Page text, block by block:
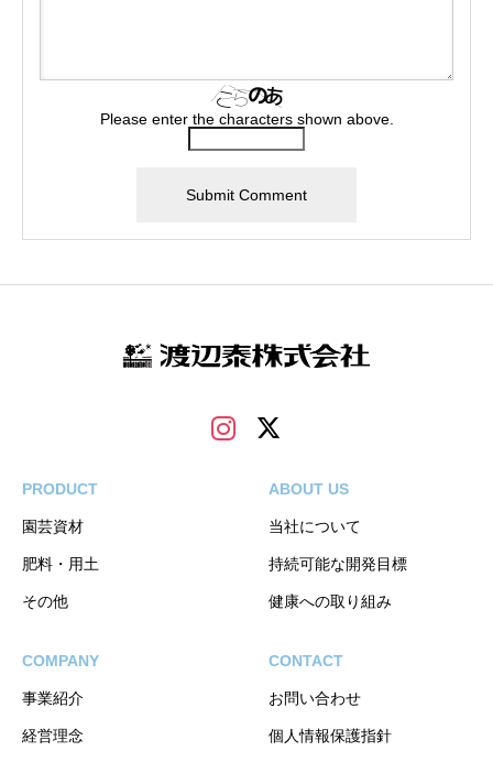
Please enter the characters shown above.
PRODUCT
園芸資材
肥料・用土
その他
ABOUT US
当社について
持続可能な開発目標
健康への取り組み
COMPANY
事業紹介
経営理念
CONTACT
お問い合わせ
個人情報保護指針